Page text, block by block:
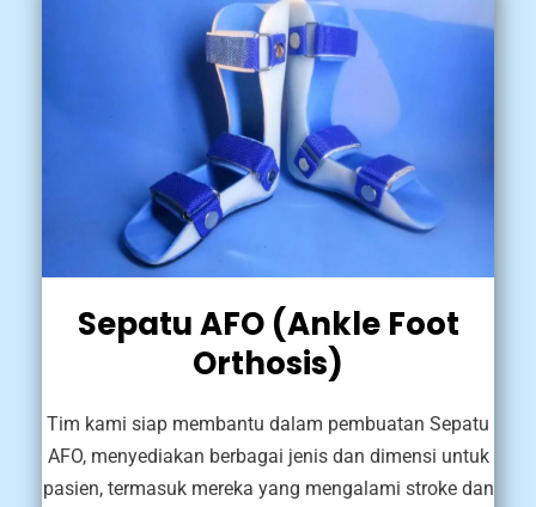
Sepatu AFO (Ankle Foot
Orthosis)
Tim kami siap membantu dalam pembuatan Sepatu
AFO, menyediakan berbagai jenis dan dimensi untuk
pasien, termasuk mereka yang mengalami stroke dan